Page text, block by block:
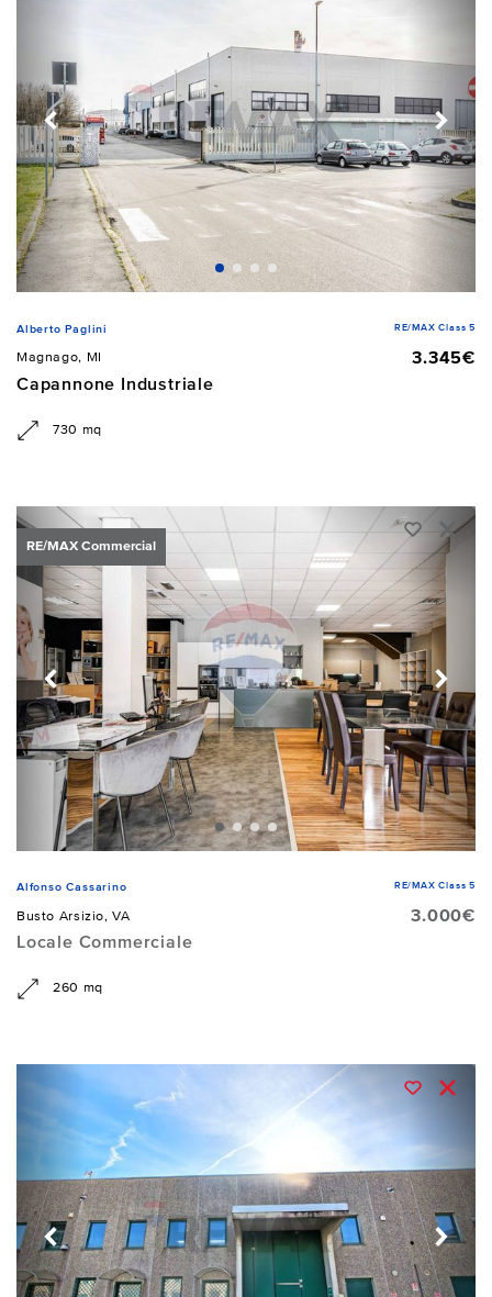
Alberto Paglini RE/MAX Class 5
Magnago, MI
3.345€
Capannone Industriale
730 mq
RE/MAX Commercial
Alfonso Cassarino RE/MAX Class 5
Busto Arsizio, VA
3.000€
Locale Commerciale
260 mq